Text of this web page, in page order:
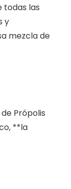
todas las
y
mezcla de
Própolis
**la